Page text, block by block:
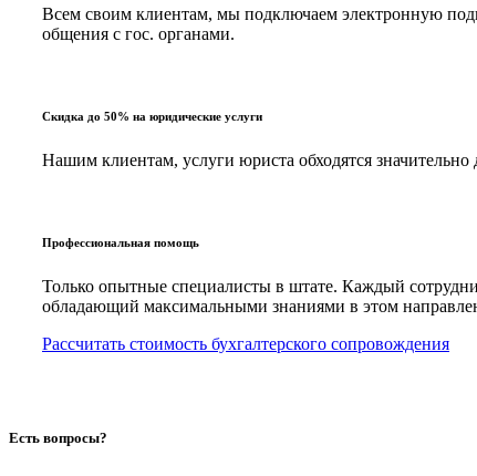
Всем своим клиентам, мы подключаем электронную
общения с гос. органами.
Скидка до 50% на юридические услуги
Нашим клиентам, услуги юриста обходятся
Профессиональная помощь
Только опытные специалисты в штате. Каждый
обладающий максимальными знаниями в этом
Рассчитать стоимость бухгалтерского сопровождения
Есть вопросы?